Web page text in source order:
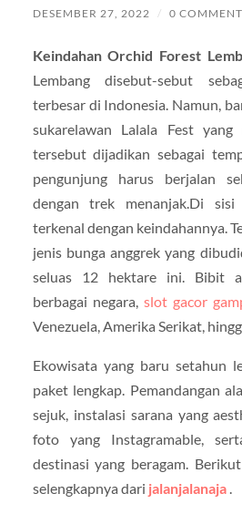
DESEMBER 27, 2022 / 0
Keindahan Orchid Forest
Lembang disebut-sebut
terbesar di Indonesia. Namun,
sukarelawan Lalala Fest yang
tersebut dijadikan sebagai
pengunjung harus berjalan
dengan trek menanjak.Di
terkenal dengan keindahannya.
jenis bunga anggrek yang
seluas 12 hektare ini. Bibit
berbagai negara, slot gacor
Venezuela, Amerika Serikat,
Ekowisata yang baru setahun
paket lengkap. Pemandangan
sejuk, instalasi sarana yang
foto yang Instagramable,
destinasi yang beragam.
selengkapnya dari jalanjalanaja.